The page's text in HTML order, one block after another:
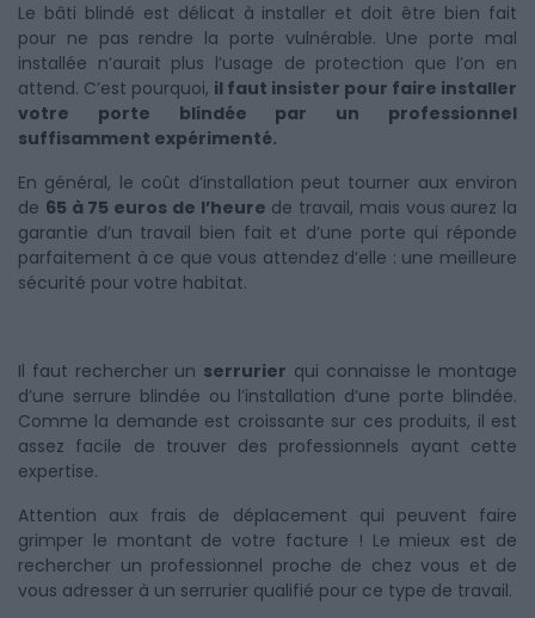
Le bâti blindé est délicat à installer et doit être bien fait
pour ne pas rendre la porte vulnérable. Une porte mal
installée n’aurait plus l’usage de protection que l’on en
attend. C’est pourquoi, il faut insister pour faire installer
votre porte blindée par un professionnel
suffisamment expérimenté.
En général, le coût d’installation peut tourner aux environ
de 65 à 75 euros de l’heure de travail, mais vous aurez la
garantie d’un travail bien fait et d’une porte qui réponde
parfaitement à ce que vous attendez d’elle : une meilleure
sécurité pour votre habitat.
Il faut rechercher un serrurier qui connaisse le montage
d’une serrure blindée ou l’installation d’une porte blindée.
Comme la demande est croissante sur ces produits, il est
assez facile de trouver des professionnels ayant cette
expertise.
Attention aux frais de déplacement qui peuvent faire
grimper le montant de votre facture ! Le mieux est de
rechercher un professionnel proche de chez vous et de
vous adresser à un serrurier qualifié pour ce type de travail.